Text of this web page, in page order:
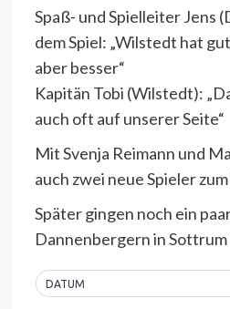
Spaß- und Spielleiter Jens
dem Spiel: „Wilstedt hat
aber besser“
Kapitän Tobi (Wilstedt):
auch oft auf unserer Seite“
Mit Svenja Reimann und
auch zwei neue Spieler
Später gingen noch ein
Dannenbergern in Sottrum
DATUM